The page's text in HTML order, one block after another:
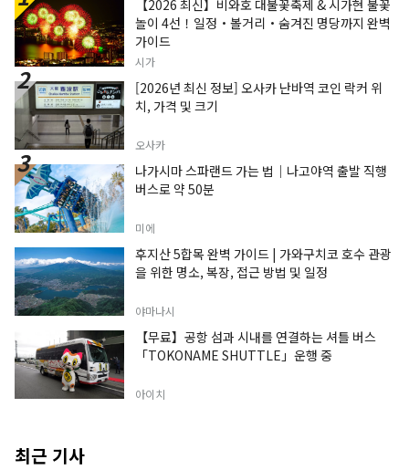
【2026 최신】비와호 대불꽃축제 & 시가현 불꽃
놀이 4선！일정・볼거리・숨겨진 명당까지 완벽
가이드
시가
[2026년 최신 정보] 오사카 난바역 코인 락커 위
치, 가격 및 크기
오사카
나가시마 스파랜드 가는 법｜나고야역 출발 직행
버스로 약 50분
미에
후지산 5합목 완벽 가이드 | 가와구치코 호수 관광
을 위한 명소, 복장, 접근 방법 및 일정
야마나시
【무료】공항 섬과 시내를 연결하는 셔틀 버스
「TOKONAME SHUTTLE」운행 중
아이치
최근 기사